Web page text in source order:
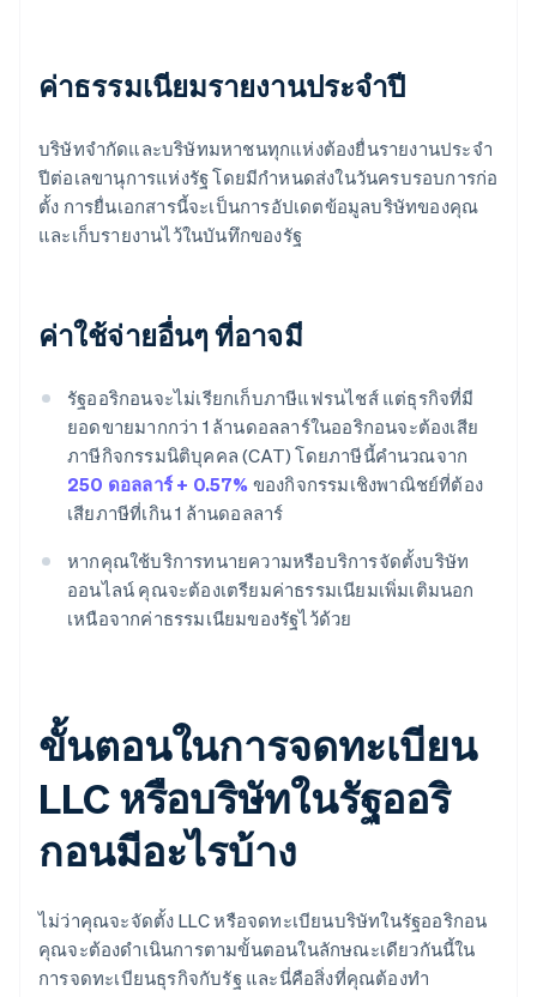
ค่าธรรมเนียมรายงานประจำปี
บริษัทจำกัดและบริษัทมหาชนทุกแห่งต้องยื่นรายงานประจำ
ปีต่อเลขานุการแห่งรัฐ โดยมีกำหนดส่งในวันครบรอบการก่อ
ตั้ง การยื่นเอกสารนี้จะเป็นการอัปเดตข้อมูลบริษัทของคุณ
และเก็บรายงานไว้ในบันทึกของรัฐ
ค่าใช้จ่ายอื่นๆ ที่อาจมี
รัฐออริกอนจะไม่เรียกเก็บภาษีแฟรนไชส์ ​​แต่ธุรกิจที่มี
ยอดขายมากกว่า 1 ล้านดอลลาร์ในออริกอนจะต้องเสีย
ภาษีกิจกรรมนิติบุคคล (CAT) โดยภาษีนี้คำนวณจาก
250 ดอลลาร์ + 0.57% ของกิจกรรมเชิงพาณิชย์ที่ต้อง
เสียภาษีที่เกิน 1 ล้านดอลลาร์
หากคุณใช้บริการทนายความหรือบริการจัดตั้งบริษัท
ออนไลน์ คุณจะต้องเตรียมค่าธรรมเนียมเพิ่มเติมนอก
เหนือจากค่าธรรมเนียมของรัฐไว้ด้วย
ขั้นตอนในการจดทะเบียน
LLC หรือบริษัทในรัฐออริ
กอนมีอะไรบ้าง
ไม่ว่าคุณจะจัดตั้ง LLC หรือจดทะเบียนบริษัทในรัฐออริกอน
คุณจะต้องดำเนินการตามขั้นตอนในลักษณะเดียวกันนี้ใน
การจดทะเบียนธุรกิจกับรัฐ และนี่คือสิ่งที่คุณต้องทำ